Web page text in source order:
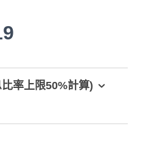
率上限50%計算)